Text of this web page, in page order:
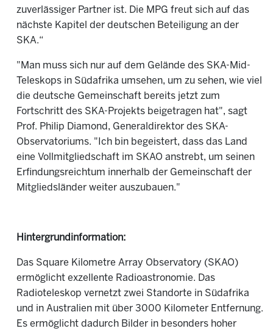
zuverlässiger Partner ist. Die MPG freut sich auf das
nächste Kapitel der deutschen Beteiligung an der
SKA.“
"Man muss sich nur auf dem Gelände des SKA-Mid-
Teleskops in Südafrika umsehen, um zu sehen, wie viel
die deutsche Gemeinschaft bereits jetzt zum
Fortschritt des SKA-Projekts beigetragen hat", sagt
Prof. Philip Diamond, Generaldirektor des SKA-
Observatoriums. "Ich bin begeistert, dass das Land
eine Vollmitgliedschaft im SKAO anstrebt, um seinen
Erfindungsreichtum innerhalb der Gemeinschaft der
Mitgliedsländer weiter auszubauen."
Hintergrundinformation:
Das Square Kilometre Array Observatory (SKAO)
ermöglicht exzellente Radioastronomie. Das
Radioteleskop vernetzt zwei Standorte in Südafrika
und in Australien mit über 3000 Kilometer Entfernung.
Es ermöglicht dadurch Bilder in besonders hoher